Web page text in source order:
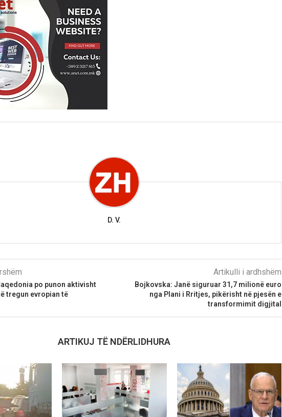
D. V.
po punon aktivisht
tregun evropian të
Artikulli i ardhshëm
Bojkovska: Janë siguruar 31,7 milionë euro
nga Plani i Rritjes, pikërisht në pjesën e
transformimit digjital
ARTIKUJ TË NDËRLIDHURA